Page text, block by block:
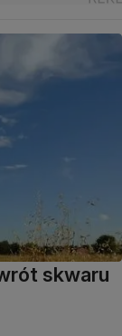
skwaru